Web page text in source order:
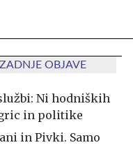
ZADNJE OBJAVE
Ni hodniških
in politike
in Pivki. Samo